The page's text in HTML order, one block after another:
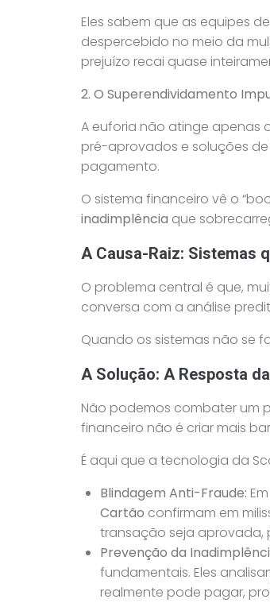
Eles sabem que as equipes
despercebido no meio da
prejuízo recai quase
2. O Superendividamento
A euforia não atinge apenas
pré-aprovados e soluções de
pagamento.
O sistema financeiro vê o
inadimplência que
A Causa-Raiz: Sistemas
O problema central é que,
conversa com a análise
Quando os sistemas não se
A Solução: A Resposta
Não podemos combater um
financeiro não é criar mais
É aqui que a tecnologia da
Blindagem Anti-Fraude:
Cartão confirmam em
transação seja aprovada,
Prevenção da
fundamentais. Eles
realmente pode pagar,